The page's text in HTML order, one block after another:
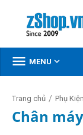
 MENU 
Trang chủ / Phụ
Chân